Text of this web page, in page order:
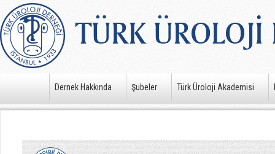
Dernek Hakkında Şubeler Türk Üroloji Akademisi